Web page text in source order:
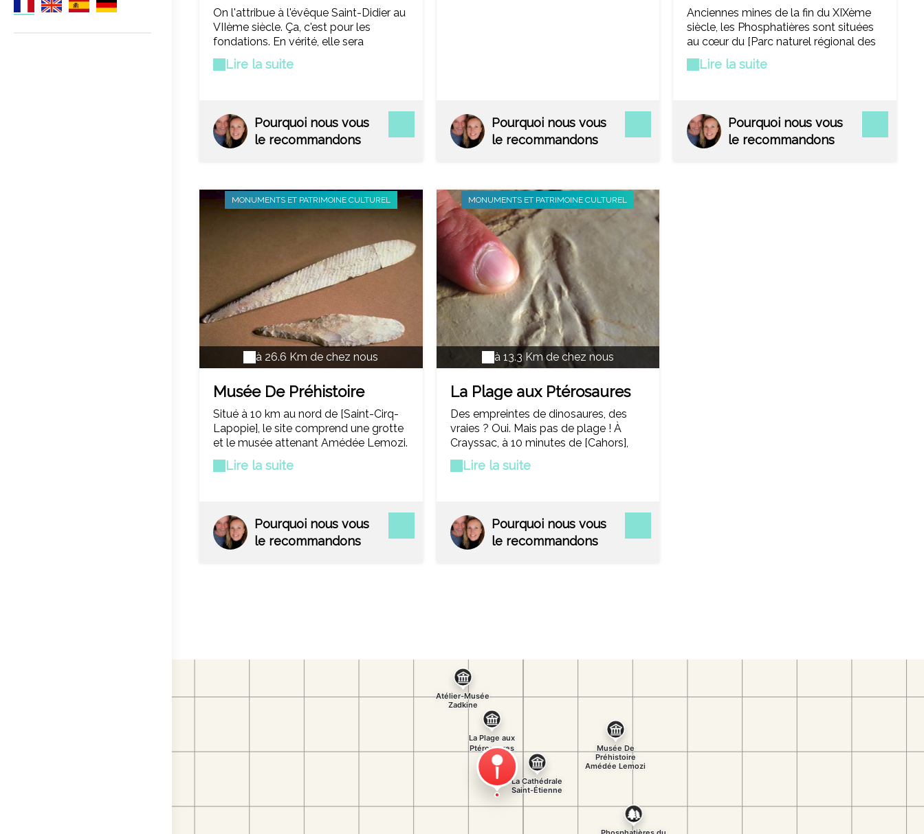
Étienne
On l'attribue à l'évêque Saint-Didier au
VIIème siècle. Ça, c'est pour les
fondations. En vérité, elle sera
véritablement construite au XIIème
siècle, comme en témoigne son
ultérieures qui donnent du gothique à
son abside, flamboyant dans le cloître.
Lire la suite
Pourquoi nous vous
le recommandons
Pourquoi nous vous
le recommandons
d'Aural
Anciennes mines de la fin du XIXème
siècle, les Phosphatières sont situées
au cœur du [Parc naturel régional des
Causses] du Quercy. Des visites
guidées permettent de découvrir ces
Des espaces thématiques présentent
l'histoire de l'exploitation et
permettent d'initier les plus jeunes à la
Lire la suite
Pourquoi nous vous
le recommandons
MONUMENTS ET PATRIMOINE CULTUREL
à 26.6 Km de chez nous
Musée De Préhistoire
Amédée Lemozi
Situé à 10 km au nord de [Saint-Cirq-
Lapopie], le site comprend une grotte
et le musée attenant Amédée Lemozi.
Plusieurs salles d'expositions
présentent le [Quercy] au temps de la
peintures de chevaux et mammouths
ainsi que de formations géologiques.
Lire la suite
Pourquoi nous vous
le recommandons
MONUMENTS ET PATRIMOINE CULTUREL
à 13.3 Km de chez nous
La Plage aux Ptérosaures
Des empreintes de dinosaures, des
vraies ? Oui. Mais pas de plage ! À
Crayssac, à 10 minutes de [Cahors],
voici en fait un site paléontologique
qui a permis de comprendre le mode
enquête policière.
Lire la suite
Pourquoi nous vous
le recommandons